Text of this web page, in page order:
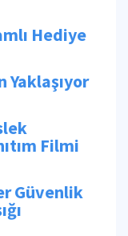
Hediye
Filmi
Güvenlik